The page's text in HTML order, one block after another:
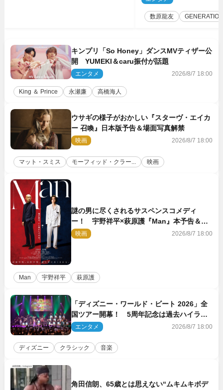
数原龍友
キンプリ「So Honey」ダンスMVティザー公
開 YUMEKI＆caru振付が話題
エンタメ 2026/8/7 18:00
King ＆ Prince 永瀬廉 高橋海人
ウサギの様子がおかしい『スターヴ・エイカ
ー 召喚』日本版予告＆場面写真解禁
映画 2026/8/7 18:00
マット・スミス モーフィッド・クラー... 映画
謎の男に尽くされるサスペンスコメディ
ー！ 宇野祥平×萩原護『Man』本予告＆新
ビジュアル解禁
映画 2026/8/7 18:00
Man 宇野祥平 萩原護
「ディズニー・ワールド・ビート 2026」全
国ツアー開幕！ 5周年記念は過去ハイライ
ト＆クルーズ旅を大満喫！【潜入レポート】
エンタメ 2026/8/7 18:00
ディズニー クラシック 音楽
角田信朗、65歳とは思えない“ムキムキボデ